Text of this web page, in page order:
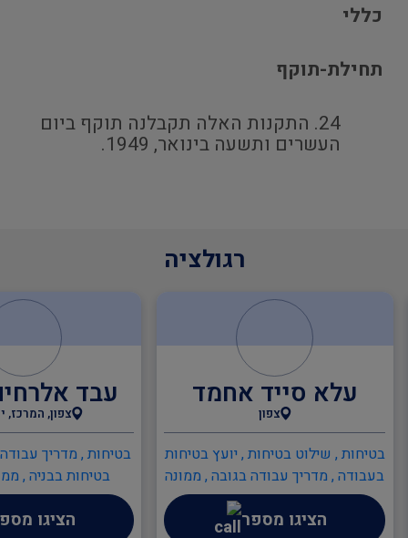
כללי
תחילת-תוקף
התקנות האלה תקבלנה תוקף ביום
העשרים ותשעה בינואר, 1949.
רגולציה
עלא סייד אחמד
צפון
בטיחות , שילוט בטיחות , יועץ בטיחות
בעבודה , מדריך עבודה בגובה , ממונה
בטיחות בבניה , ממונה בטיחות
בעבודה , ענף הבנייה , חשב כמויות
הציגו מספר
עבד
צפון, המרכז,
בטיחות , מדריך
בטיחות בבניה ,
בעבודה , ממונה
אש , כתיבה/
הציגו